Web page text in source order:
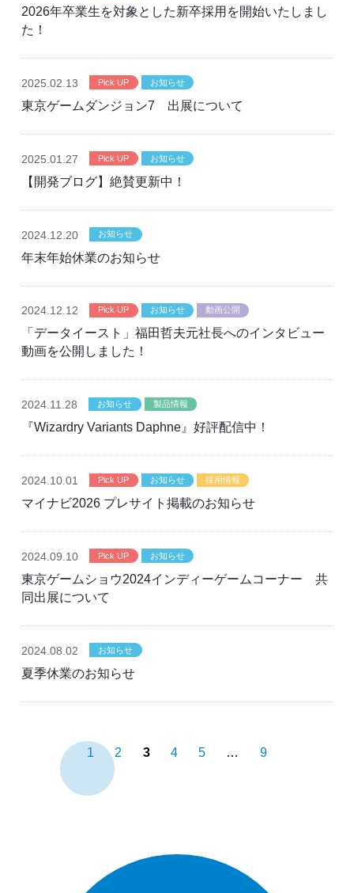
2026年卒業生を対象とした新卒採用を開始いたしまし
た！
2025 .02.13 Pick UP お知らせ
東京ゲームダンジョン7 出展について
2025 .01.27 Pick UP お知らせ
【開発ブログ】絶賛更新中！
2024.12.20 お知らせ
年末年始休業のお知らせ
2024.12.12 Pick UP お知らせ 動画公開
「データイースト」福田哲夫元社長へのインタビュー
動画を公開しました！
2024.11.28 お知らせ 製品情報
『Wizardry Variants Daphne』好評配信中！
2024.10.01 Pick UP お知らせ 採用情報
マイナビ2026 プレサイト掲載のお知らせ
2024.09.10 Pick UP お知らせ
東京ゲームショウ2024インディーゲームコーナー 共
同出展について
2024.08.02 お知らせ
夏季休業のお知らせ
1 2 3 4 5 … 9